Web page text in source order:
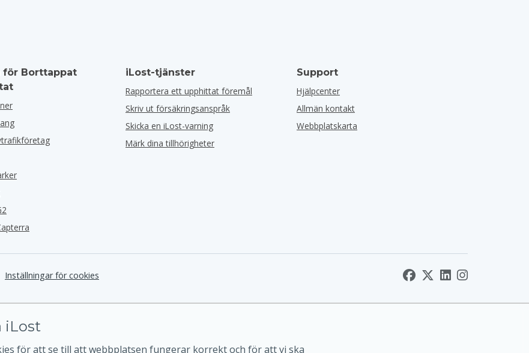
för Borttappat
iLost-tjänster
Rapportera ett upphittat föremål
Skriv ut försäkringsanspråk
Skicka en iLost-varning
Märk dina tillhörigheter
Support
Hjälpcenter
Allmän kontakt
Webbplatskarta
Inställningar för cookies
iLost
för att se till att webbplatsen fungerar korrekt och för att vi ska